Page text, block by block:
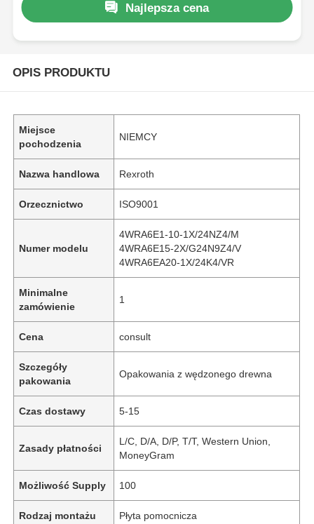
Najlepsza cena
OPIS PRODUKTU
Miejsce
pochodzenia
NIEMCY
Nazwa handlowa Rexroth
Orzecznictwo ISO9001
Numer modelu
4WRA6E1-10-1X/24NZ4/M
4WRA6E15-2X/G24N9Z4/V
4WRA6EA20-1X/24K4/VR
Minimalne
zamówienie
1
Cena consult
Szczegóły
pakowania
Opakowania z wędzonego drewna
Czas dostawy 5-15
Zasady płatności
L/C, D/A, D/P, T/T, Western Union,
MoneyGram
Możliwość Supply 100
Rodzaj montażu Płyta pomocnicza